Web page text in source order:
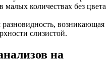
количествах без цвета
разновидность, возникающая
слизистой.
на